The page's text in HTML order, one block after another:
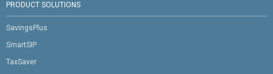
PRODUCT SOLUTIONS
SavingsPlus
SmartSIP
TaxSaver